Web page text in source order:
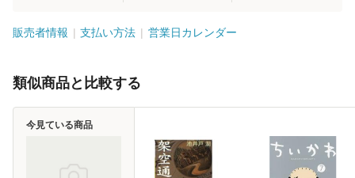
販売者情報 支払い方法 営業日カレンダー
類似商品と比較する
今見ている商品